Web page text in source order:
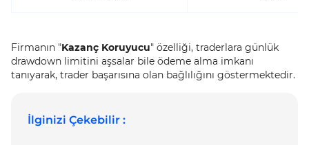
Firmanın "Kazanç Koruyucu" özelliği, traderlara günlük
drawdown limitini aşsalar bile ödeme alma imkanı
tanıyarak, trader başarısına olan bağlılığını göstermektedir.
İlginizi Çekebilir :